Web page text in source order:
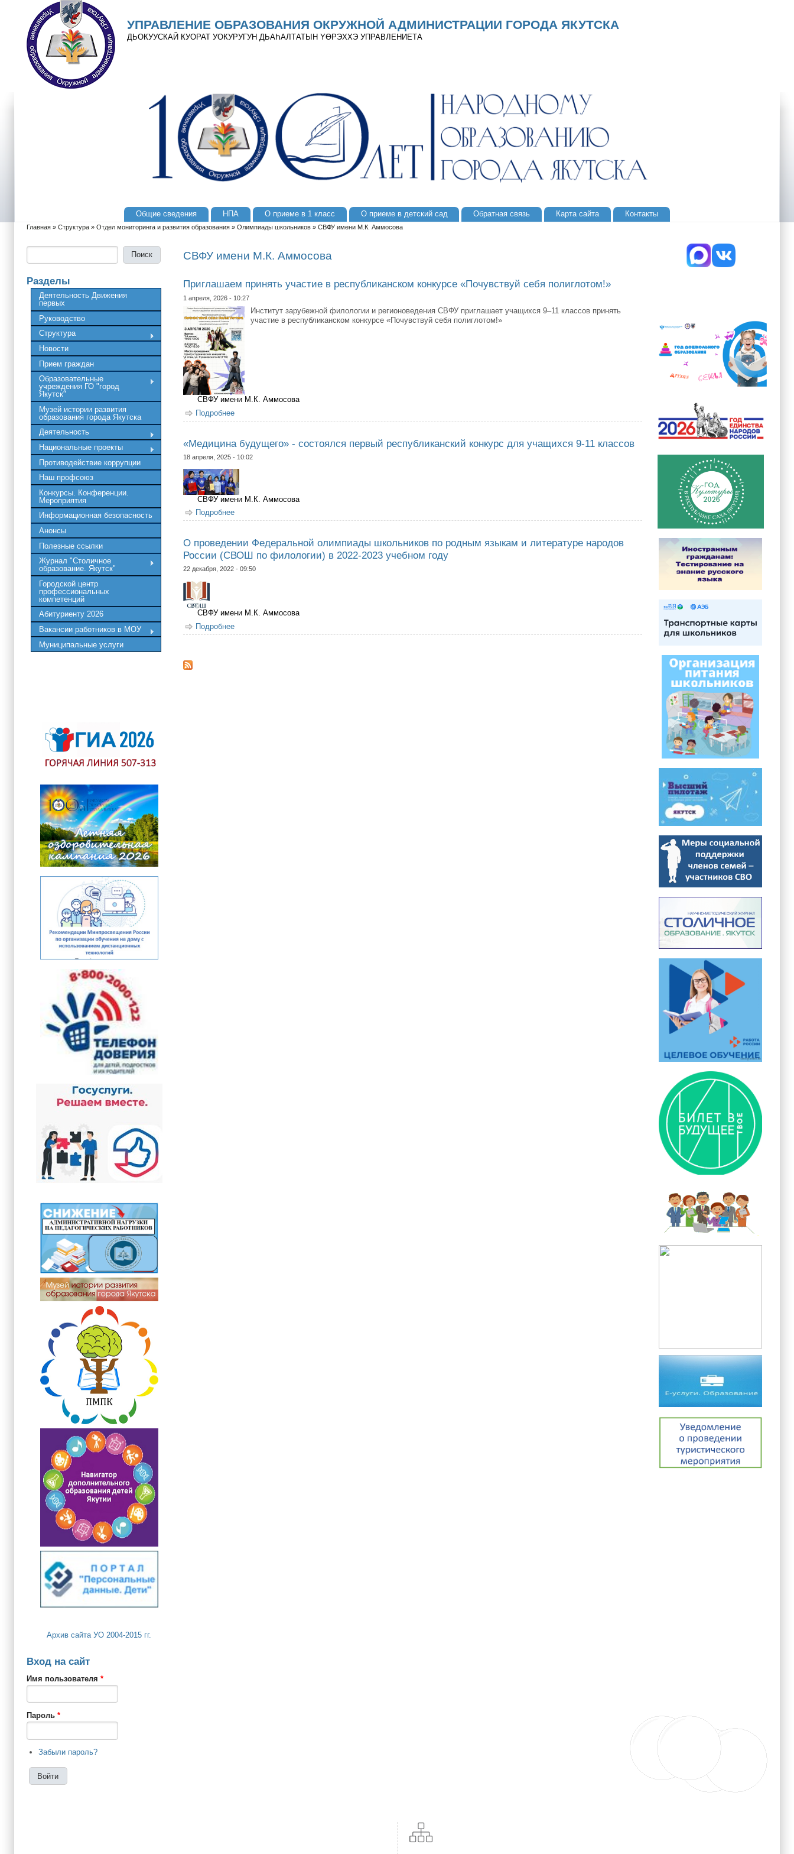
Перейти к основному содержанию
Skip to search
УПРАВЛЕНИЕ ОБРАЗОВАНИЯ ОКРУЖНОЙ АДМИНИСТРАЦИИ ГОРОДА ЯКУТСКА
ДЬОКУУСКАЙ КУОРАТ УОКУРУГУН ДЬАҺАЛТАТЫН YӨРЭХХЭ УПРАВЛЕНИЕТА
Общие сведения НПА О приеме в 1 класс О приеме в детский сад Обратная связь Карта сайта Контакты
Вы здесь
Главная » Структура » Отдел мониторинга и развития образования » Олимпиады школьников » СВФУ имени М.К. Аммосова
Разделы
Деятельность Движения
первых
Руководство
Структура
Новости
Прием граждан
Образовательные
учреждения ГО "город
Якутск"
Музей истории развития
образования города Якутска
Деятельность
Национальные проекты
Противодействие коррупции
Наш профсоюз
Конкурсы. Конференции.
Мероприятия
Информационная безопасность
Анонсы
Полезные ссылки
Журнал "Столичное
образование. Якутск"
Городской центр
профессиональных
компетенций
Абитуриенту 2026
Вакансии работников в МОУ
Муниципальные услуги
Архив сайта УО 2004-2015 гг.
Вход на сайт
Имя пользователя *
Пароль *
Забыли пароль?
СВФУ имени М.К. Аммосова
Приглашаем принять участие в республиканском конкурсе «Почувствуй себя полиглотом!»
1 апреля, 2026 - 10:27
Институт зарубежной филологии и регионоведения СВФУ приглашает учащихся 9–11 классов принять
участие в республиканском конкурсе «Почувствуй себя полиглотом!»
СВФУ имени М.К. Аммосова
Подробнее
«Медицина будущего» - состоялся первый республиканский конкурс для учащихся 9-11 классов
18 апреля, 2025 - 10:02
СВФУ имени М.К. Аммосова
Подробнее
О проведении Федеральной олимпиады школьников по родным языкам и литературе народов
России (СВОШ по филологии) в 2022-2023 учебном году
22 декабря, 2022 - 09:50
СВФУ имени М.К. Аммосова
Подробнее о О проведении Федеральной олимпиады школьников по родным языкам и литературе народов России (СВОШ по филологии) в 2022-2023 учебном году